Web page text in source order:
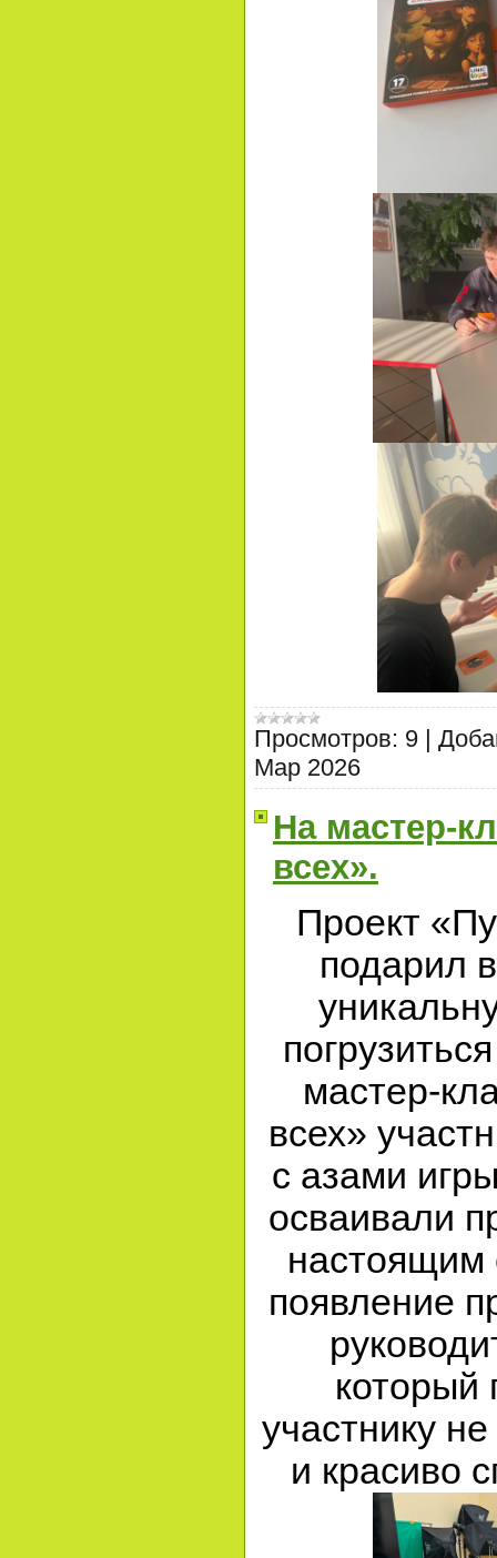
Просмотров: 9 |
Мар 2026
На мастер-
всех».
Проект
подарил
мастер-
всех»
с азами
осваивали
настоящим
появление
который
участнику
и красиво